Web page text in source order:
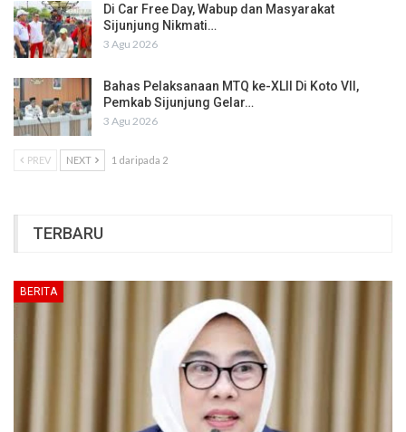
Di Car Free Day, Wabup dan Masyarakat
Sijunjung Nikmati…
3 Agu 2026
Bahas Pelaksanaan MTQ ke-XLII Di Koto VII,
Pemkab Sijunjung Gelar…
3 Agu 2026
PREV NEXT 1 daripada 2
TERBARU
BERITA